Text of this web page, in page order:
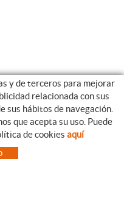
DE COMPRA
DE COMPRA
y de terceros para mejorar
relacionada con sus
sus hábitos de navegación.
que acepta su uso. Puede
de cookies aquí